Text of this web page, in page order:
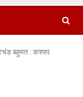
बहुमत : कश्यप